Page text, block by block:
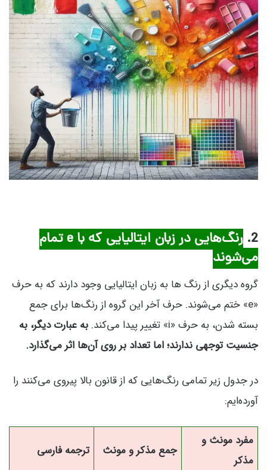
2.
رنگ‌هایی در زبان ایتالیایی که با e تمام
می‌شوند
گروه دیگری از رنگ‌ ها به زبان ایتالیایی وجود دارند که به حرف
«e» ختم می‌شوند. حرف آخر این گروه از رنگ‌ها برای جمع
بسته شدن، به حرف «i» تغییر پیدا می‌کند.
به عبارت دیگر، به
جنسیت توجهی ندارند؛ اما تعداد بر روی آن‌ها اثر می‌گذارد.
در جدول زیر تمامی رنگ‌هایی که از قانون بالا پیروی می‌کنند را
آورده‌ایم:
مفرد مونث و
مذکر
جمع مذکر و مونث ترجمه فارسی